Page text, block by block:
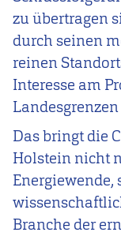
zu übertragen
durch seinen
reinen
Interesse am
Das bringt die
Holstein nicht
Branche der